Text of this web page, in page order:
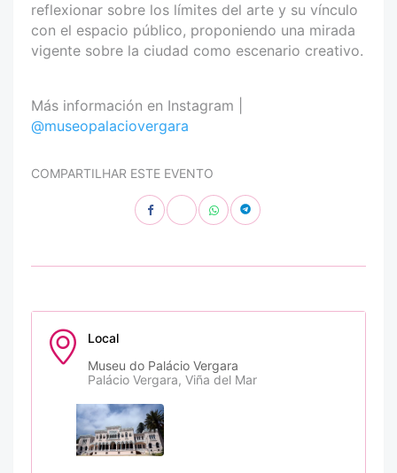
reflexionar sobre los límites del arte y su vínculo
con el espacio público, proponiendo una mirada
vigente sobre la ciudad como escenario creativo.
Más información en Instagram |
@museopalaciovergara
COMPARTILHAR ESTE EVENTO
Local
Museu do Palácio Vergara
Palácio Vergara, Viña del Mar